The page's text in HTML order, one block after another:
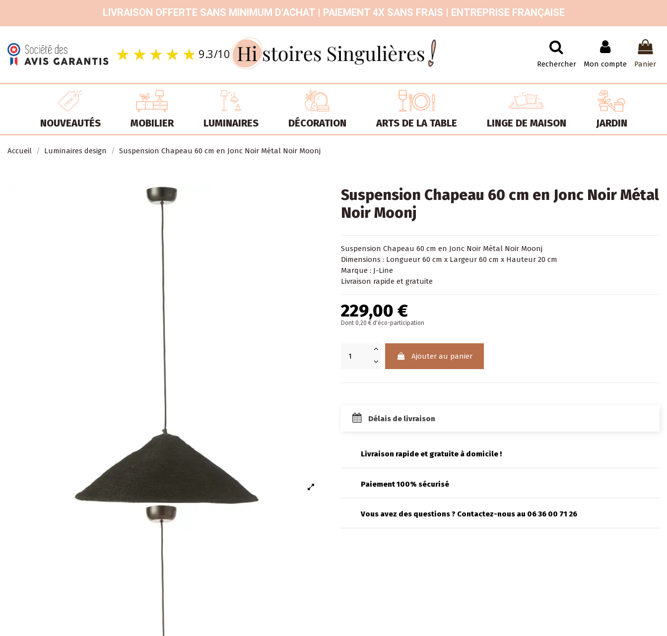
LIVRAISON OFFERTE SANS MINIMUM D'ACHAT | PAIEMENT 4X SANS FRAIS | ENTREPRISE FRANÇAISE
9.3/10 Rechercher Mon compte Panier
NOUVEAUTÉS MOBILIER LUMINAIRES DÉCORATION ARTS DE LA TABLE LINGE DE MAISON JARDIN
Accueil Luminaires design Suspension Chapeau 60 cm en Jonc Noir Métal Noir Moonj
Suspension Chapeau 60 cm en Jonc Noir Métal
Noir Moonj
Suspension Chapeau 60 cm en Jonc Noir Métal Noir Moonj
Dimensions : Longueur 60 cm x Largeur 60 cm x Hauteur 20 cm
Marque : J-Line
Livraison rapide et gratuite
229,00 €
Dont 0,20 € d'éco-participation
Ajouter au panier
Délais de livraison
Livraison rapide et gratuite à domicile !
Paiement 100% sécurisé
Vous avez des questions ? Contactez-nous au 06 36 00 71 26